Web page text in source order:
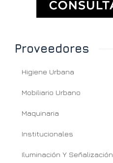
Proveedores
Higiene Urbana
Mobiliario Urbano
Maquinaria
Institucionales
Iluminación Y Señalización